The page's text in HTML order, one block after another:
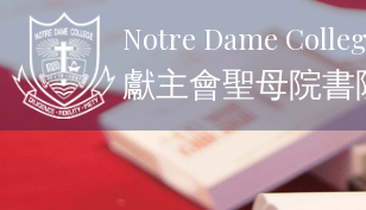
Notre Dame
獻主會聖母院書